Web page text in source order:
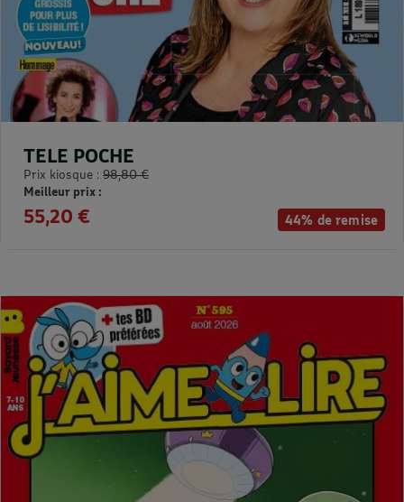
44% de remise
TELE POCHE
Prix kiosque : 98,80 €
Meilleur prix :
55,20 €